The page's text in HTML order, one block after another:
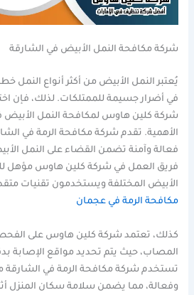
شركة مكافحة النمل الأبيض في الشارقة
يُعتبر النمل الأبيض من أكثر أنواع النمل
في أضرار جسيمة للممتلكات. لذلك، فإن
شركة كلين هاوس لمكافحة النمل الأبيض
الأهمية. تقدم شركة مكافحة الرمة في
فعالة وآمنة تضمن القضاء على النمل
فريق العمل في شركة كلين هاوس مؤهل
الأبيض المختلفة ويستخدمون تقنيات
مكافحة الرمة في عجمان
كذلك، تعتمد شركة كلين هاوس على
المصاب، حيث يتم تحديد مواقع الإصابة
تستخدم شركة مكافحة الرمة في الشارقة
وفعالة، مما يضمن سلامة سكان المنزل